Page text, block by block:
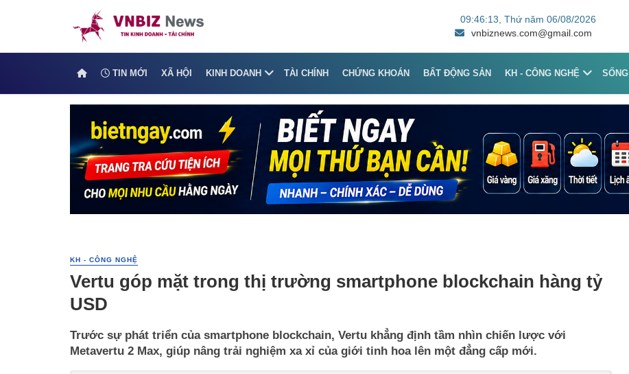
09:46:13 , Thứ năm 06/08/2026
vnbiznews.com@gmail.com
TIN MỚI XÃ HỘI KINH DOANH TÀI CHÍNH CHỨNG KHOÁN BẤT ĐỘNG SẢN KH - CÔNG NGHỆ SỐNG
KH - CÔNG NGHỆ
Vertu góp mặt trong thị trường smartphone blockchain hàng tỷ
USD
Trước sự phát triển của smartphone blockchain, Vertu khẳng định tầm nhìn chiến lược với
Metavertu 2 Max, giúp nâng trải nghiệm xa xỉ của giới tinh hoa lên một đẳng cấp mới.